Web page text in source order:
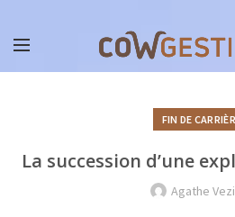
FIN DE
La succession d’une
Agathe